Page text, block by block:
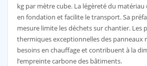
kg par mètre cube. La légèreté du
en fondation et facilite le transport. Sa
mesure limite les déchets sur chantier. Les
thermiques exceptionnelles des panneaux
besoins en chauffage et contribuent à la
l’empreinte carbone des bâtiments.